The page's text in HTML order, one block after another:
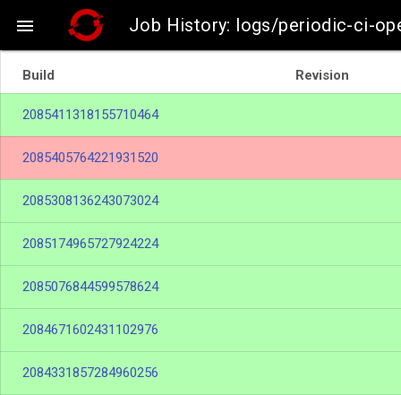
 Job History: logs/periodic-ci-
Build Revision
2085411318155710464
2085405764221931520
2085308136243073024
2085174965727924224
2085076844599578624
2084671602431102976
2084331857284960256